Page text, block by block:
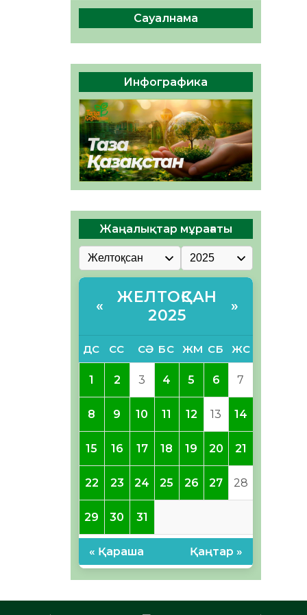
Руслан Рүстемұлы облыс
әкімінің кеңесшісі болып
тағайындалды
05.08.2026
42 0
Сауалнама
Инфографика
Жаңалықтар мұрағаты
«
ЖЕЛТОҚСАН
2025
»
ДС СС СӘ БС ЖМ СБ ЖС
1 2 3 4 5 6 7
8 9 10 11 12 13 14
15 16 17 18 19 20 21
22 23 24 25 26 27 28
29 30 31
« Қараша Қаңтар »